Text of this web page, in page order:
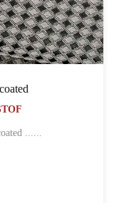
Navn Diamond Jaquard med pe coated ......